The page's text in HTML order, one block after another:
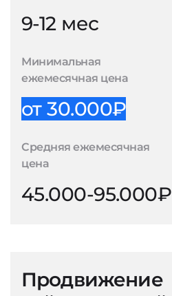
9-12 мес
Минимальная
ежемесячная цена
от 30.000₽
Средняя ежемесячная
цена
45.000-95.000₽
Продвижение